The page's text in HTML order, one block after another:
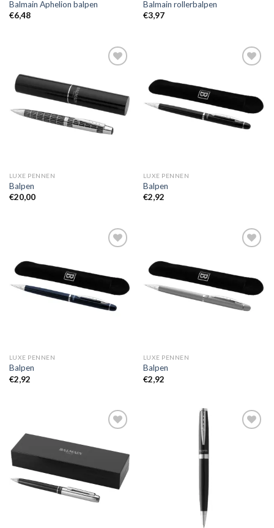
Balmain Aphelion balpen
€6,48
Balmain rollerbalpen
€3,97
wenslijst
LUXE PENNEN
Balpen
€20,00
wenslijst
LUXE PENNEN
Balpen
€2,92
wenslijst
LUXE PENNEN
Balpen
€2,92
wenslijst
LUXE PENNEN
Balpen
€2,92
wenslijst